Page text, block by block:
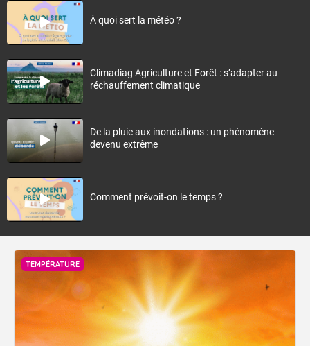
À quoi sert la météo ?
Climadiag Agriculture et Forêt : s’adapter au
réchauffement climatique
De la pluie aux inondations : un phénomène
devenu extrême
Comment prévoit-on le temps ?
TEMPÉRATURE